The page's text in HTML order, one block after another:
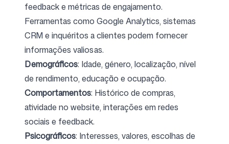
feedback e métricas de engajamento.
Ferramentas como Google Analytics, sistemas
CRM e inquéritos a clientes podem fornecer
informações valiosas.
Demográficos: Idade, género, localização, nível
de rendimento, educação e ocupação.
Comportamentos: Histórico de compras,
atividade no website, interações em redes
sociais e feedback.
Psicográficos: Interesses, valores, escolhas de